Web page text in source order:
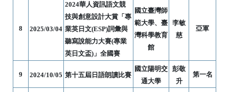
8 2025/03/04
2024華人資訊語文競
技與創意設計大賞「專
業英日文(ESP)詞彙與
聽寫說能力大賽(專業
英日文盃)」全國賽
國立臺灣師
範大學、臺
灣科學教育
館
李敏
慈
亞軍
9 2024/10/05 第十五屆日語朗讀比賽
國立陽明交
通大學
彭敬
升
第一名